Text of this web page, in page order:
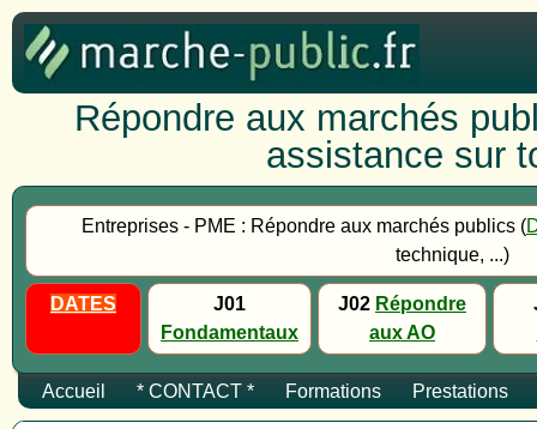
Répondre aux marchés
assistance sur
Entreprises - PME : Répondre aux marchés publics (
technique, ...)
DATES
J01
Fondamentaux
J02 Répondre
aux AO
Accueil * CONTACT * Formations Prestations